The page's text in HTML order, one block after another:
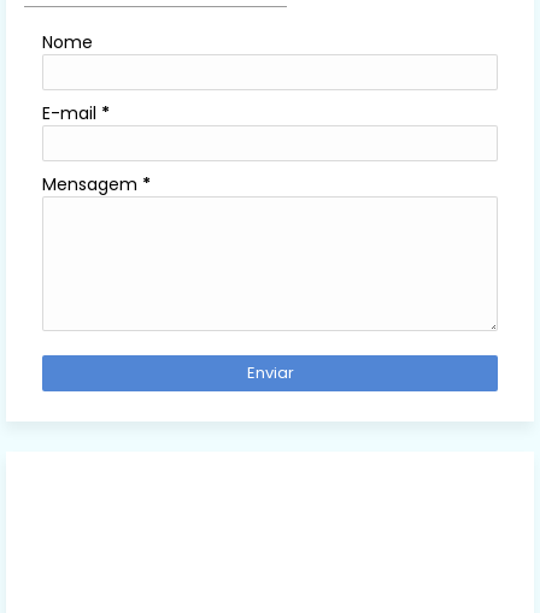
Nome
E-mail *
Mensagem *